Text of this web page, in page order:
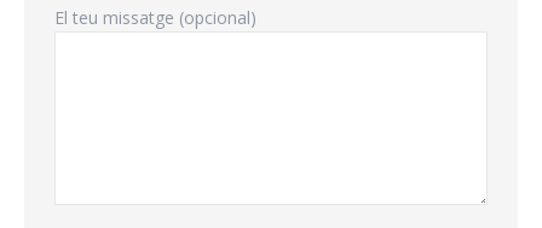
El teu missatge (opcional)